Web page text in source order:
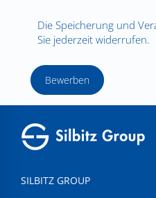
Die Speicherung und
Sie jederzeit widerrufen.
Bewerben
SILBITZ GROUP